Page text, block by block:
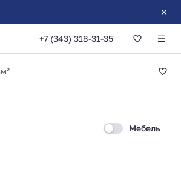
+7 (343) 318-31-35
Мебель